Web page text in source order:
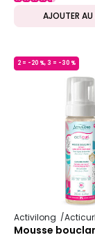
AJOUTER AU
2 = -20 %, 3 = -30 %
MADE IN FRANCE
Activilong Acticurl
Mousse